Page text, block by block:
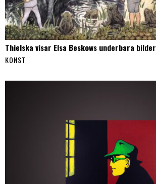
Thielska visar Elsa Beskows underbara bilder
KONST